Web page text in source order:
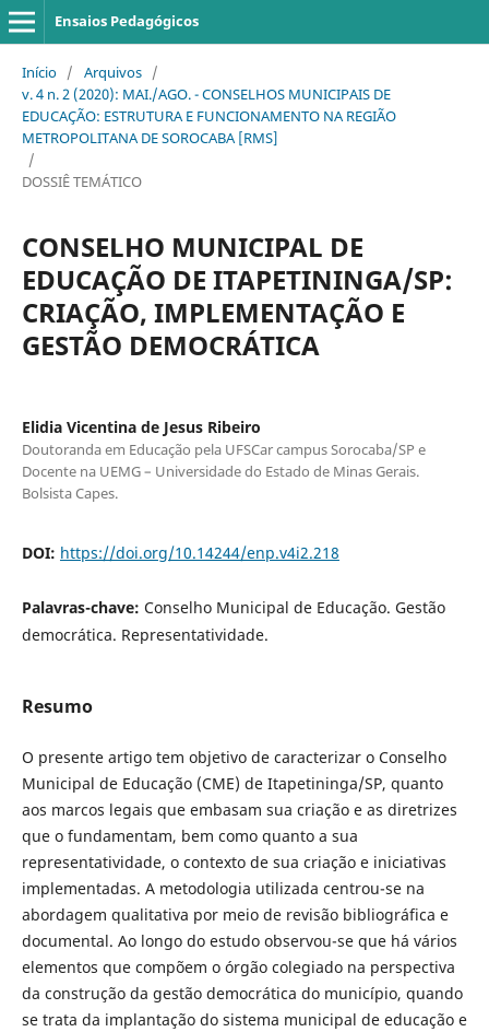
Ensaios Pedagógicos
Início / Arquivos /
v. 4 n. 2 (2020): MAI./AGO. - CONSELHOS MUNICIPAIS DE
EDUCAÇÃO: ESTRUTURA E FUNCIONAMENTO NA REGIÃO
METROPOLITANA DE SOROCABA [RMS]
/
DOSSIÊ TEMÁTICO
CONSELHO MUNICIPAL DE
EDUCAÇÃO DE ITAPETININGA/SP:
CRIAÇÃO, IMPLEMENTAÇÃO E
GESTÃO DEMOCRÁTICA
Elidia Vicentina de Jesus Ribeiro
Doutoranda em Educação pela UFSCar campus Sorocaba/SP e
Docente na UEMG – Universidade do Estado de Minas Gerais.
Bolsista Capes.
DOI: https://doi.org/10.14244/enp.v4i2.218
Palavras-chave: Conselho Municipal de Educação. Gestão
democrática. Representatividade.
Resumo
O presente artigo tem objetivo de caracterizar o Conselho
Municipal de Educação (CME) de Itapetininga/SP, quanto
aos marcos legais que embasam sua criação e as diretrizes
que o fundamentam, bem como quanto a sua
representatividade, o contexto de sua criação e iniciativas
implementadas. A metodologia utilizada centrou-se na
abordagem qualitativa por meio de revisão bibliográfica e
documental. Ao longo do estudo observou-se que há vários
elementos que compõem o órgão colegiado na perspectiva
da construção da gestão democrática do município, quando
se trata da implantação do sistema municipal de educação e